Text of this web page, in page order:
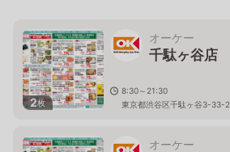
2枚
オーケー
千駄ヶ谷店
8:30～21:30
東京都渋谷区千駄ヶ谷3-33-2
オーケー